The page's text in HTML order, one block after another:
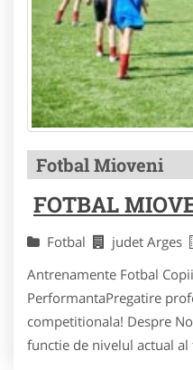
Fotbal Mioveni
FOTBAL
Fotbal judet Arges
Antrenamente Fotbal
PerformantaPregatire
functie de nivelul actual al